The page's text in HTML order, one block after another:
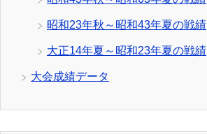
昭和23年秋～昭和43年夏の戦績
大正14年夏～昭和23年夏の戦績
大会成績データ